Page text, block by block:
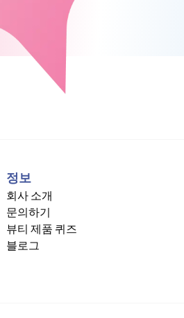
정보
회사 소개
문의하기
뷰티 제품 퀴즈
블로그